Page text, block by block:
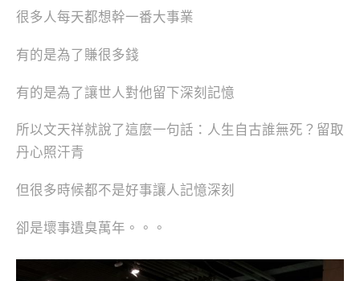
很多人每天都想幹一番大事業
有的是為了賺很多錢
有的是為了讓世人對他留下深刻記憶
所以文天祥就說了這麼一句話：人生自古誰無死？留取
丹心照汗青
但很多時候都不是好事讓人記憶深刻
卻是壞事遺臭萬年。。。